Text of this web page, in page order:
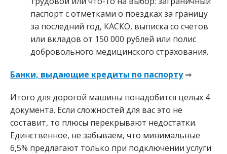
паспорт с отметками о поездках за границу
за последний год, КАСКО, выписка со счетов
или вкладов от 150 000 рублей или полис
добровольного медицинского страхования.
Банки, выдающие кредиты по паспорту⇒
Итого для дорогой машины понадобится целых 4
документа. Если сложностей для вас это не
составит, то плюсы перекрывают недостатки.
Единственное, не забываем, что минимальные
6,5% предлагают только при подключении услуги